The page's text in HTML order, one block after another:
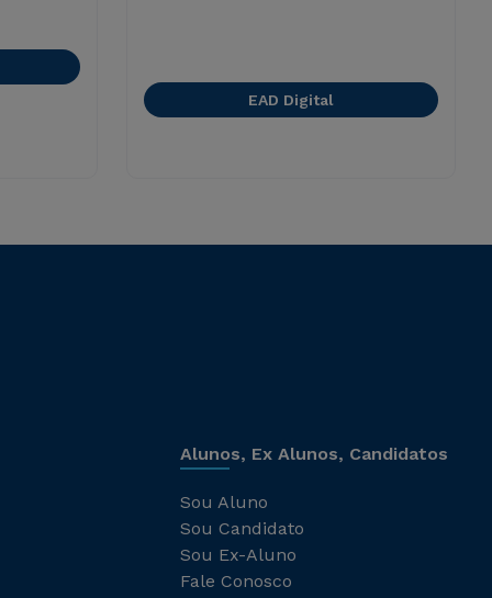
EAD Digital
Alunos, Ex Alunos, Candidatos
Sou Aluno
Sou Candidato
Sou Ex-Aluno
Fale Conosco